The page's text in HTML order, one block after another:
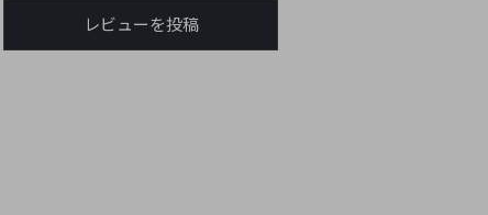
レビューを投稿